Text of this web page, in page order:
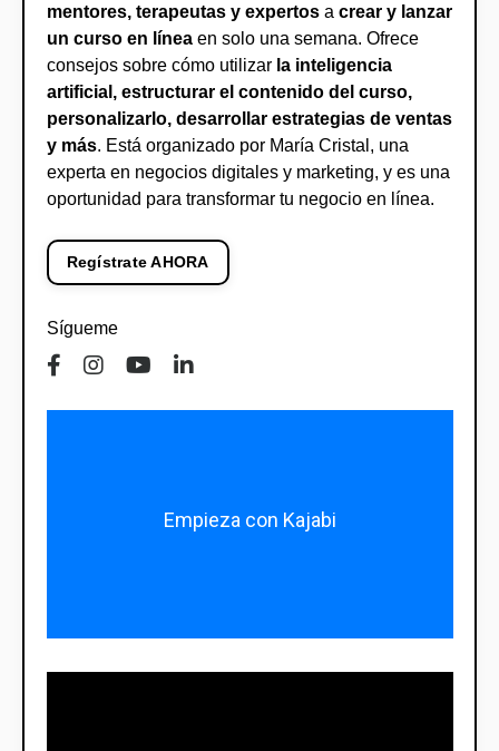
mentores, terapeutas y expertosa crear y lanzar
un curso en líneaen solo una semana. Ofrece
consejos sobre cómo utilizar la inteligencia
artificial, estructurar el contenido del curso,
personalizarlo, desarrollar estrategias de ventas
y más. Está organizado por María Cristal, una
experta en negocios digitales y marketing, y es una
oportunidad para transformar tu negocio en línea.
Regístrate AHORA
Sígueme
Empieza con Kajabi